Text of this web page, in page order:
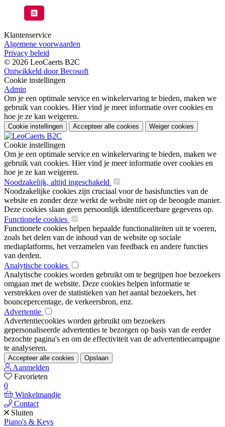
Klantenservice
Algemene voorwaarden
Privacy beleid
© 2026 LeoCaerts B2C
Ontwikkeld door Becosoft
Cookie instellingen
Admin
Om je een optimale service en winkelervaring te bieden, maken we
gebruik van cookies. Hier vind je meer informatie over cookies en
hoe je ze kan weigeren.
Cookie instellingen Accepteer alle cookies Weiger cookies
Cookie instellingen
Om je een optimale service en winkelervaring te bieden, maken we
gebruik van cookies. Hier vind je meer informatie over cookies en
hoe je ze kan weigeren.
Noodzakelijk, altijd ingeschakeld
Noodzakelijke cookies zijn cruciaal voor de basisfuncties van de
website en zonder deze werkt de website niet op de beoogde manier.
Deze cookies slaan geen persoonlijk identificeerbare gegevens op.
Functionele cookies
Functionele cookies helpen bepaalde functionaliteiten uit te voeren,
zoals het delen van de inhoud van de website op sociale
mediaplatforms, het verzamelen van feedback en andere functies
van derden.
Analytische cookies
Analytische cookies worden gebruikt om te begrijpen hoe bezoekers
omgaan met de website. Deze cookies helpen informatie te
verstrekken over de statistieken van het aantal bezoekers, het
bouncepercentage, de verkeersbron, enz.
Advertentie
Advertentiecookies worden gebruikt om bezoekers
gepersonaliseerde advertenties te bezorgen op basis van de eerder
bezochte pagina's en om de effectiviteit van de advertentiecampagne
te analyseren.
Accepteer alle cookies Opslaan
Aanmelden
Favorieten
0
Winkelmandje
Contact
Sluiten
Piano's & Keys